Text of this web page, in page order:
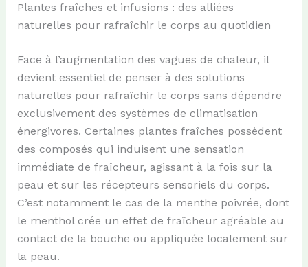
Plantes fraîches et infusions : des alliées
naturelles pour rafraîchir le corps au quotidien
Face à l’augmentation des vagues de chaleur, il
devient essentiel de penser à des solutions
naturelles pour rafraîchir le corps sans dépendre
exclusivement des systèmes de climatisation
énergivores. Certaines plantes fraîches possèdent
des composés qui induisent une sensation
immédiate de fraîcheur, agissant à la fois sur la
peau et sur les récepteurs sensoriels du corps.
C’est notamment le cas de la menthe poivrée, dont
le menthol crée un effet de fraîcheur agréable au
contact de la bouche ou appliquée localement sur
la peau.